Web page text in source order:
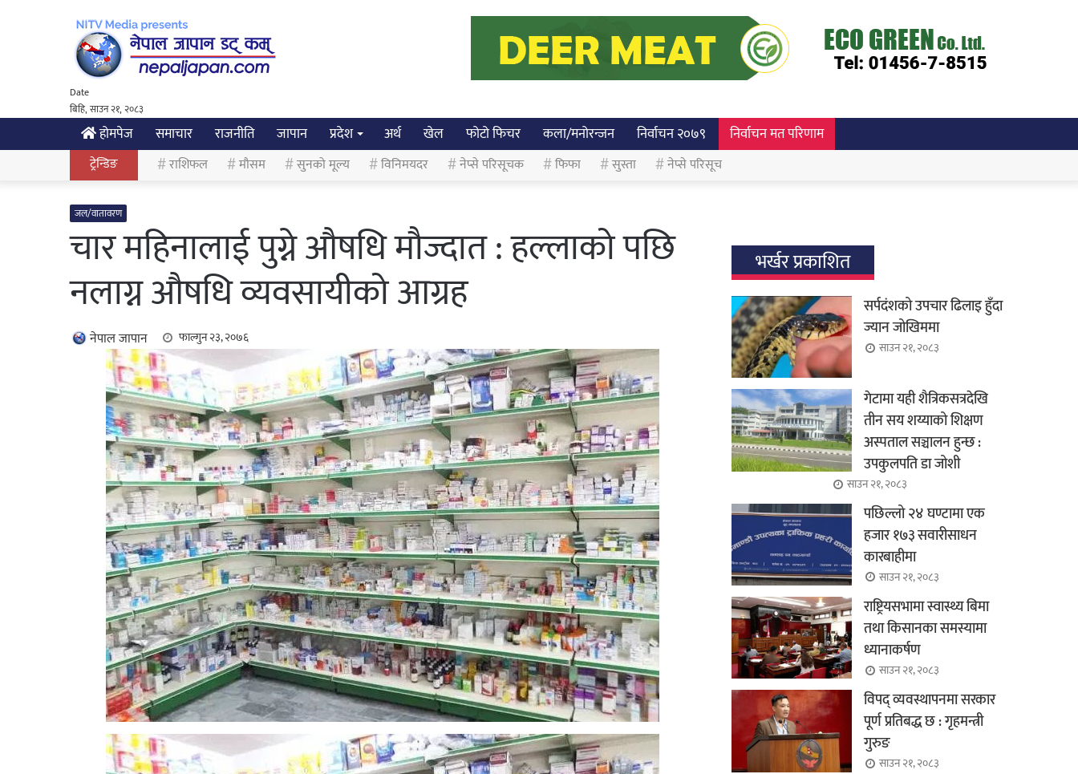
Date
बिहि, साउन २१, २०८३
होमपेज समाचार राजनीति जापान प्रदेश अर्थ खेल फोटो फिचर कला/मनोरन्जन निर्वाचन २०७९ निर्वाचन मत परिणाम
ट्रेन्डिङ राशिफल मौसम सुनको मूल्य विनिमयदर नेप्से परिसूचक फिफा सुस्ता नेप्से परिसूच
जल/वातावरण
चार महिनालाई पुग्ने औषधि मौज्दात : हल्लाको पछि
नलाग्न औषधि व्यवसायीको आग्रह
नेपाल जापान फाल्गुन २३, २०७६
भर्खर प्रकाशित
सर्पदंशको उपचार ढिलाइ हुँदा
ज्यान जोखिममा
साउन २१, २०८३
गेटामा यही शैत्रिकसत्रदेखि
तीन सय शय्याको शिक्षण
अस्पताल सञ्चालन हुन्छ :
उपकुलपति डा जोशी
साउन २१, २०८३
पछिल्लो २४ घण्टामा एक
हजार १७३ सवारीसाधन
कारबाहीमा
साउन २१, २०८३
राष्ट्रियसभामा स्वास्थ्य बिमा
तथा किसानका समस्यामा
ध्यानाकर्षण
साउन २१, २०८३
विपद् व्यवस्थापनमा सरकार
पूर्ण प्रतिबद्ध छ : गृहमन्त्री
गुरुङ
साउन २१, २०८३